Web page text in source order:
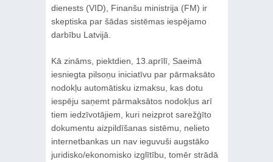
dienests (VID), Finanšu ministrija (FM) ir
skeptiska par šādas sistēmas iespējamo
darbību Latvijā.
Kā zināms, piektdien, 13.aprīlī, Saeimā
iesniegta pilsoņu iniciatīvu par pārmaksāto
nodokļu automātisku izmaksu, kas dotu
iespēju saņemt pārmaksātos nodokļus arī
tiem iedzīvotājiem, kuri neizprot sarežģīto
dokumentu aizpildīšanas sistēmu, nelieto
internetbankas un nav ieguvuši augstāko
juridisko/ekonomisko izglītību, tomēr strādā